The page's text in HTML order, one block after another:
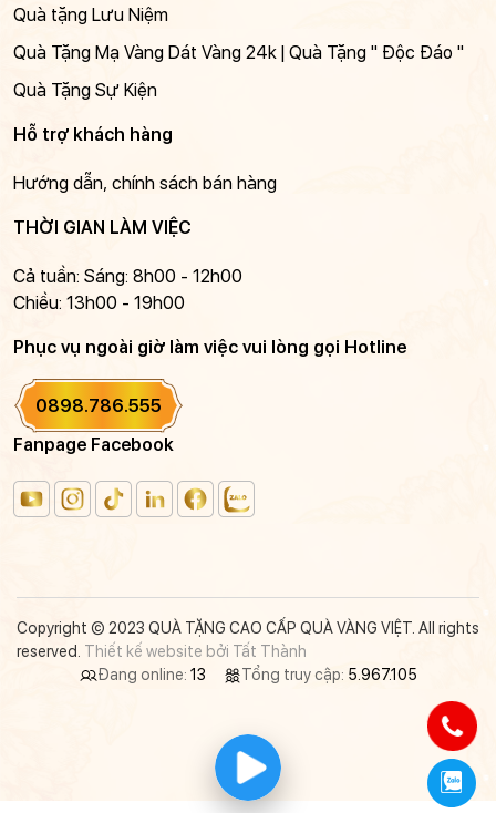
Quà tặng Lưu Niệm
Quà Tặng Mạ Vàng Dát Vàng 24k | Quà Tặng " Độc Đáo "
Quà Tặng Sự Kiện
Hỗ trợ khách hàng
Hướng dẫn, chính sách bán hàng
THỜI GIAN LÀM VIỆC
Cả tuần: Sáng: 8h00 - 12h00
Chiều: 13h00 - 19h00
Phục vụ ngoài giờ làm việc vui lòng gọi Hotline
0898.786.555
Fanpage Facebook
Copyright © 2023 QUÀ TẶNG CAO CẤP QUÀ VÀNG VIỆT. All rights
reserved. Thiết kế website bởi Tất Thành
Đang online: 13 Tổng truy cập: 5.967.105